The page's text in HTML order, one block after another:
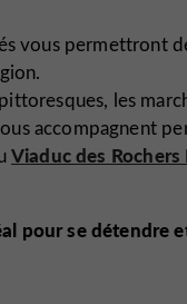
vous permettront
les
accompagnent
Viaduc des Rochers
pour se détendre